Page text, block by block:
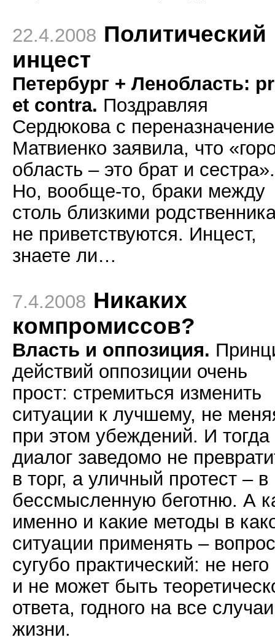
22.4.2008 Политический
инцест
Петербург + Ленобласть:
et contra. Поздравляя
Сердюкова с
Матвиенко заявила, что
область – это брат и сестра».
Но, вообще-то, браки между
столь близкими
не приветствуются. Инцест,
знаете ли…
7.4.2008 Никаких
компромиссов?
Власть и оппозиция.
действий оппозиции очень
прост: стремиться изменить
ситуации к лучшему, не
при этом убеждений. И тогда
диалог заведомо не
в торг, а уличный протест – в
бессмысленную беготню. А
именно и какие методы в
ситуации применять – вопрос
сугубо практический: не него
и не может быть
ответа, годного на все случаи
жизни.